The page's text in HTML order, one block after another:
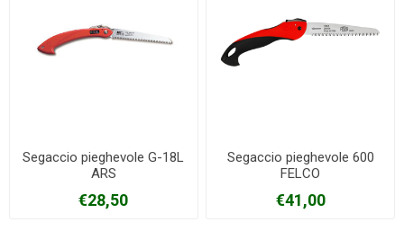
Segaccio pieghevole G-18L
ARS
€28,50
Segaccio pieghevole 600
FELCO
€41,00